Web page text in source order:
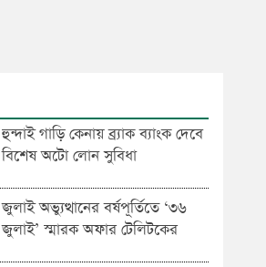
হুন্দাই গাড়ি কেনায় ব্র্যাক ব্যাংক দেবে
বিশেষ অটো লোন সুবিধা
জুলাই অভ্যুত্থানের বর্ষপূর্তিতে ‘৩৬
জুলাই’ স্মারক অফার টেলিটকের